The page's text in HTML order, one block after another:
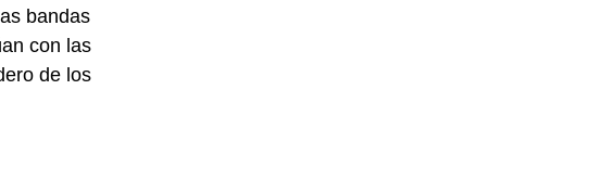
bandas
con las
de los